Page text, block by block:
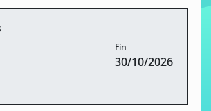
Fin
30/10/2026